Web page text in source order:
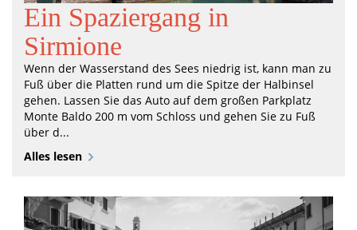
Ein Spaziergang in
Sirmione
Wenn der Wasserstand des Sees niedrig ist, kann man zu
Fuß über die Platten rund um die Spitze der Halbinsel
gehen. Lassen Sie das Auto auf dem großen Parkplatz
Monte Baldo 200 m vom Schloss und gehen Sie zu Fuß
über d...
Alles lesen